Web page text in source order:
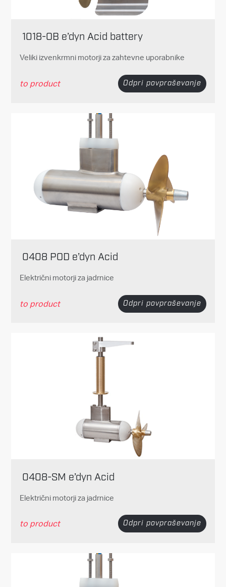
1018-OB e’dyn Acid battery
Veliki izvenkrmni motorji za zahtevne uporabnike
to product Odpri povpraševanje
0408 POD e’dyn Acid
Električni motorji za jadrnice
to product Odpri povpraševanje
0408-SM e’dyn Acid
Električni motorji za jadrnice
to product Odpri povpraševanje